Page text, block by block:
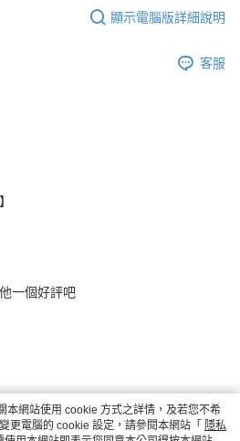
顯示電腦版詳細說明
客服
一個好評吧
本網站使用 cookie 方式之詳情，及若您不希
更電腦的 cookie 設定，請參閱本網站「 隱私